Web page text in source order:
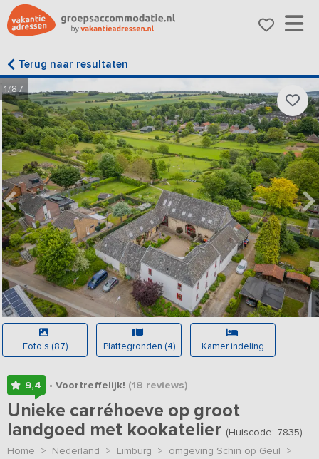
Terug naar resultaten
1/87
Foto's (87) Plattegronden (4) Kamer indeling
9,4 • Voortreffelijk! (18 reviews)
Unieke carréhoeve op groot
landgoed met kookatelier (Huiscode: 7835)
Home > Nederland > Limburg > omgeving Schin op Geul >